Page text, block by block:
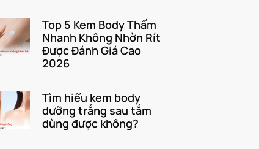
Top 5 Kem Body Thấm
Nhanh Không Nhờn Rít
Được Đánh Giá Cao
2026
Tìm hiểu kem body
dưỡng trắng sau tắm
dùng được không?